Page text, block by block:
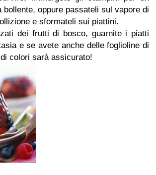
bollente, oppure passateli sul vapore di
e sformateli sui piattini.
dei frutti di bosco, guarnite i piatti
e se avete anche delle foglioline di
colori sarà assicurato!